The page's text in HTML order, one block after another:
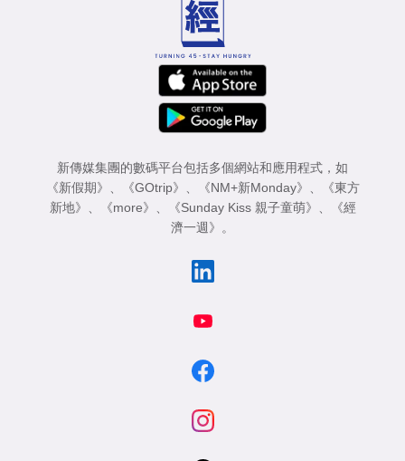
新傳媒集團的數碼平台包括多個網站和應用程式，如
《新假期》 、 《GOtrip》 、 《NM+新Monday》 、
《東方
新地》 、 《more》 、 《Sunday Kiss 親子童萌》 、
《經
濟一週》 。